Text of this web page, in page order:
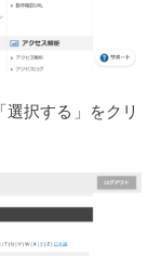
択する」をクリ